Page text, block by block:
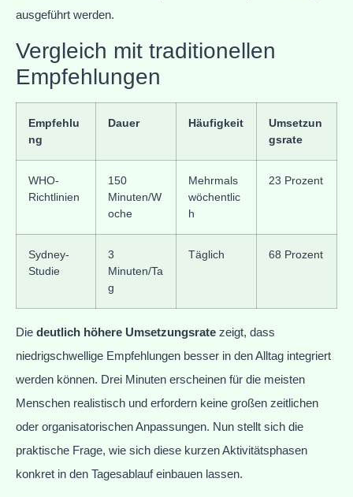
ausgeführt werden.
Vergleich mit traditionellen
Empfehlungen
Empfehlu
ng
Dauer Häufigkeit
Umsetzun
gsrate
WHO-
Richtlinien
150
Minuten/W
oche
Mehrmals
wöchentlic
h
23 Prozent
Sydney-
Studie
3
Minuten/Ta
g
Täglich 68 Prozent
Die deutlich höhere Umsetzungsrate zeigt, dass
niedrigschwellige Empfehlungen besser in den Alltag integriert
werden können. Drei Minuten erscheinen für die meisten
Menschen realistisch und erfordern keine großen zeitlichen
oder organisatorischen Anpassungen. Nun stellt sich die
praktische Frage, wie sich diese kurzen Aktivitätsphasen
konkret in den Tagesablauf einbauen lassen.